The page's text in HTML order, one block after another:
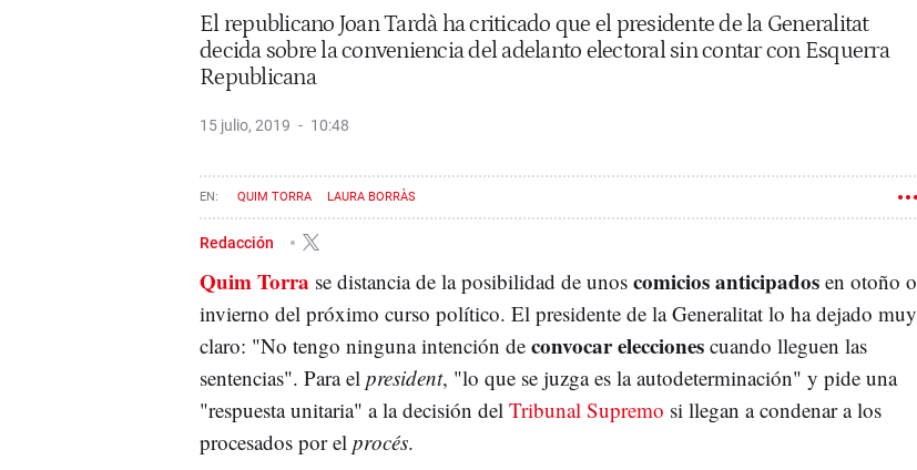
El republicano Joan Tardà ha criticado que el presidente de la Generalitat
decida sobre la conveniencia del adelanto electoral sin contar con Esquerra
Republicana
15 julio, 2019 10:48
QUIM TORRA LAURA BORRÀS
Redacción
Quim Torra se distancia de la posibilidad de unos comicios anticipados en otoño o
invierno del próximo curso político. El presidente de la Generalitat lo ha dejado muy
claro: "No tengo ninguna intención de convocar elecciones cuando lleguen las
sentencias". Para el president, "lo que se juzga es la autodeterminación" y pide una
"respuesta unitaria" a la decisión del Tribunal Supremo si llegan a condenar a los
procesados por el procés.